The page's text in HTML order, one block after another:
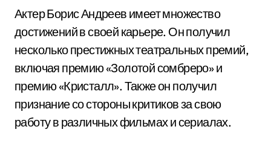
Актер Борис Андреев имеет множество
достижений в своей карьере. Он получил
несколько престижных театральных премий,
включая премию «Золотой сомбреро» и
премию «Кристалл». Также он получил
признание со стороны критиков за свою
работу в различных фильмах и сериалах.